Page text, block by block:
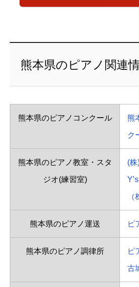
熊本県のピアノ関連
熊本県のピアノコンクール 熊
ク
熊本県のピアノ教室・スタ
ジオ(練習室)
(
熊本県のピアノ運送 ピ
熊本県のピアノ調律所 ピ
古